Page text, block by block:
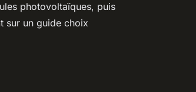
photovoltaïques, puis
sur un guide choix